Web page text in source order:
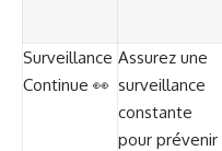
Surveillance
Continue 👀
Assurez une
surveillance
constante
pour prévenir